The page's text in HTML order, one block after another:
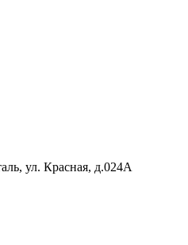
ул. Красная, д.024А